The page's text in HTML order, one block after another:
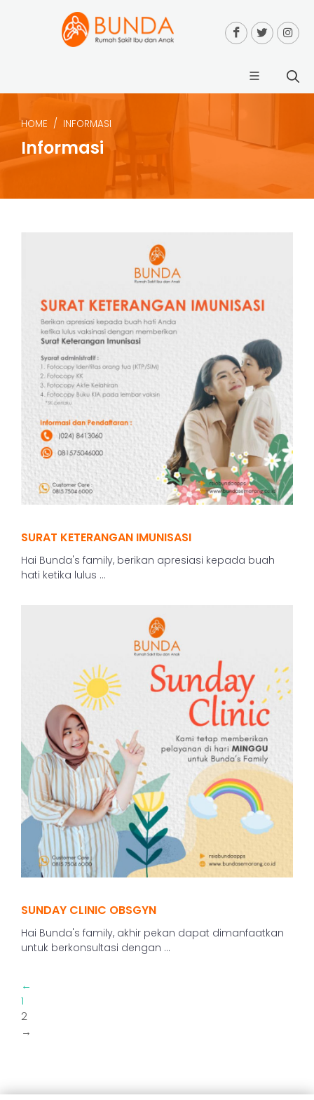
HOME INFORMASI
Informasi
SURAT KETERANGAN IMUNISASI
Hai Bunda's family, berikan apresiasi kepada buah
hati ketika lulus ...
SUNDAY CLINIC OBSGYN
Hai Bunda's family, akhir pekan dapat dimanfaatkan
untuk berkonsultasi dengan ...
←
1
2
→